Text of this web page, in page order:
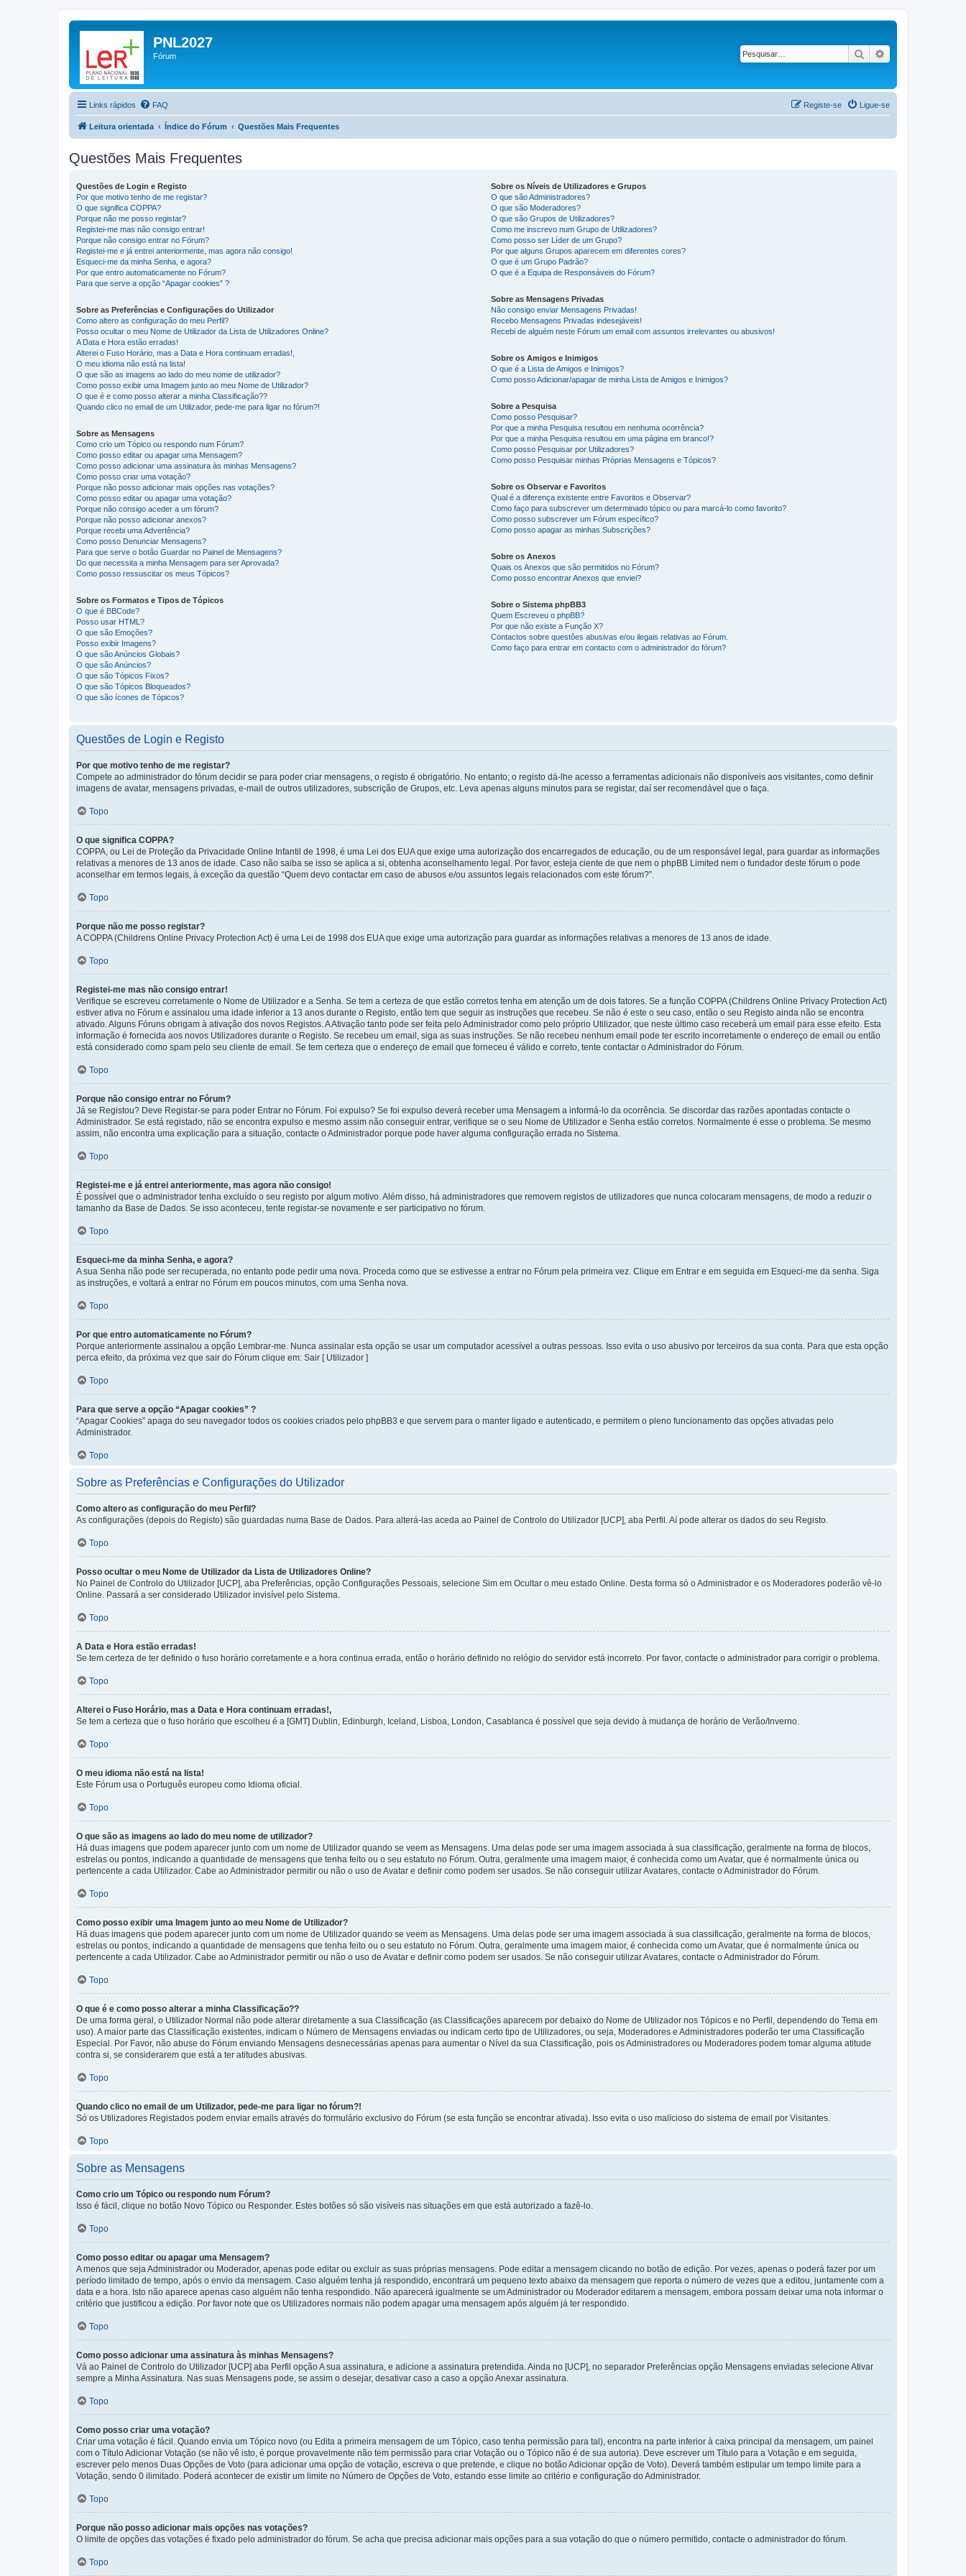
PNL2027
Fórum Pesquisar
Links rápidos FAQ Ligue-se
Registe-se
Leitura orientada Índice do Fórum Questões Mais Frequentes
Questões Mais Frequentes
Questões de Login e Registo
Por que motivo tenho de me registar?
O que significa COPPA?
Porque não me posso registar?
Registei-me mas não consigo entrar!
Porque não consigo entrar no Fórum?
Registei-me e já entrei anteriormente, mas agora não consigo!
Esqueci-me da minha Senha, e agora?
Por que entro automaticamente no Fórum?
Para que serve a opção “Apagar cookies” ?
Sobre as Preferências e Configurações do Utilizador
Como altero as configuração do meu Perfil?
Posso ocultar o meu Nome de Utilizador da Lista de Utilizadores Online?
A Data e Hora estão erradas!
Alterei o Fuso Horário, mas a Data e Hora continuam erradas!,
O meu idioma não está na lista!
O que são as imagens ao lado do meu nome de utilizador?
Como posso exibir uma Imagem junto ao meu Nome de Utilizador?
O que é e como posso alterar a minha Classificação??
Quando clico no email de um Utilizador, pede-me para ligar no fórum?!
Sobre as Mensagens
Como crio um Tópico ou respondo num Fórum?
Como posso editar ou apagar uma Mensagem?
Como posso adicionar uma assinatura às minhas Mensagens?
Como posso criar uma votação?
Porque não posso adicionar mais opções nas votações?
Como posso editar ou apagar uma votação?
Porque não consigo aceder a um fórum?
Porque não posso adicionar anexos?
Porque recebi uma Advertência?
Como posso Denunciar Mensagens?
Para que serve o botão Guardar no Painel de Mensagens?
Do que necessita a minha Mensagem para ser Aprovada?
Como posso ressuscitar os meus Tópicos?
Sobre os Formatos e Tipos de Tópicos
O que é BBCode?
Posso usar HTML?
O que são Emoções?
Posso exibir Imagens?
O que são Anúncios Globais?
O que são Anúncios?
O que são Tópicos Fixos?
O que são Tópicos Bloqueados?
O que são ícones de Tópicos?
Sobre os Níveis de Utilizadores e Grupos
O que são Administradores?
O que são Moderadores?
O que são Grupos de Utilizadores?
Como me inscrevo num Grupo de Utilizadores?
Como posso ser Líder de um Grupo?
Por que alguns Grupos aparecem em diferentes cores?
O que é um Grupo Padrão?
O que é a Equipa de Responsáveis do Fórum?
Sobre as Mensagens Privadas
Não consigo enviar Mensagens Privadas!
Recebo Mensagens Privadas indesejáveis!
Recebi de alguém neste Fórum um email com assuntos irrelevantes ou abusivos!
Sobre os Amigos e Inimigos
O que é a Lista de Amigos e Inimigos?
Como posso Adicionar/apagar de minha Lista de Amigos e Inimigos?
Sobre a Pesquisa
Como posso Pesquisar?
Por que a minha Pesquisa resultou em nenhuma ocorrência?
Por que a minha Pesquisa resultou em uma página em branco!?
Como posso Pesquisar por Utilizadores?
Como posso Pesquisar minhas Próprias Mensagens e Tópicos?
Sobre os Observar e Favoritos
Qual é a diferença existente entre Favoritos e Observar?
Como faço para subscrever um determinado tópico ou para marcá-lo como favorito?
Como posso subscrever um Fórum específico?
Como posso apagar as minhas Subscrições?
Sobre os Anexos
Quais os Anexos que são permitidos no Fórum?
Como posso encontrar Anexos que enviei?
Sobre o Sistema phpBB3
Quem Escreveu o phpBB?
Por que não existe a Função X?
Contactos sobre questões abusivas e/ou ilegais relativas ao Fórum.
Como faço para entrar em contacto com o administrador do fórum?
Questões de Login e Registo
Por que motivo tenho de me registar?
Compete ao administrador do fórum decidir se para poder criar mensagens, o registo é obrigatório. No entanto; o registo dá-lhe acesso a ferramentas adicionais não disponíveis aos visitantes, como definir
imagens de avatar, mensagens privadas, e-mail de outros utilizadores, subscrição de Grupos, etc. Leva apenas alguns minutos para se registar, daí ser recomendável que o faça.
Topo
O que significa COPPA?
COPPA, ou Lei de Proteção da Privacidade Online Infantil de 1998, é uma Lei dos EUA que exige uma autorização dos encarregados de educação, ou de um responsável legal, para guardar as informações
relativas a menores de 13 anos de idade. Caso não saiba se isso se aplica a si, obtenha aconselhamento legal. Por favor, esteja ciente de que nem o phpBB Limited nem o fundador deste fórum o pode
aconselhar em termos legais, à exceção da questão “Quem devo contactar em caso de abusos e/ou assuntos legais relacionados com este fórum?”.
Topo
Porque não me posso registar?
A COPPA (Childrens Online Privacy Protection Act) é uma Lei de 1998 dos EUA que exige uma autorização para guardar as informações relativas a menores de 13 anos de idade.
Topo
Registei-me mas não consigo entrar!
Verifique se escreveu corretamente o Nome de Utilizador e a Senha. Se tem a certeza de que estão corretos tenha em atenção um de dois fatores. Se a função COPPA (Childrens Online Privacy Protection Act)
estiver ativa no Fórum e assinalou uma idade inferior a 13 anos durante o Registo, então tem que seguir as instruções que recebeu. Se não é este o seu caso, então o seu Registo ainda não se encontra
ativado. Alguns Fóruns obrigam à ativação dos novos Registos. A Ativação tanto pode ser feita pelo Administrador como pelo próprio Utilizador, que neste último caso receberá um email para esse efeito. Esta
informação é fornecida aos novos Utilizadores durante o Registo. Se recebeu um email, siga as suas instruções. Se não recebeu nenhum email pode ter escrito incorretamente o endereço de email ou então
está considerado como spam pelo seu cliente de email. Se tem certeza que o endereço de email que forneceu é válido e correto, tente contactar o Administrador do Fórum.
Topo
Porque não consigo entrar no Fórum?
Já se Registou? Deve Registar-se para poder Entrar no Fórum. Foi expulso? Se foi expulso deverá receber uma Mensagem a informá-lo da ocorrência. Se discordar das razões apontadas contacte o
Administrador. Se está registado, não se encontra expulso e mesmo assim não conseguir entrar, verifique se o seu Nome de Utilizador e Senha estão corretos. Normalmente é esse o problema. Se mesmo
assim, não encontra uma explicação para a situação, contacte o Administrador porque pode haver alguma configuração errada no Sistema.
Topo
Registei-me e já entrei anteriormente, mas agora não consigo!
É possível que o administrador tenha excluído o seu registo por algum motivo. Além disso, há administradores que removem registos de utilizadores que nunca colocaram mensagens, de modo a reduzir o
tamanho da Base de Dados. Se isso aconteceu, tente registar-se novamente e ser participativo no fórum.
Topo
Esqueci-me da minha Senha, e agora?
A sua Senha não pode ser recuperada, no entanto pode pedir uma nova. Proceda como que se estivesse a entrar no Fórum pela primeira vez. Clique em Entrar e em seguida em Esqueci-me da senha. Siga
as instruções, e voltará a entrar no Fórum em poucos minutos, com uma Senha nova.
Topo
Por que entro automaticamente no Fórum?
Porque anteriormente assinalou a opção Lembrar-me. Nunca assinalar esta opção se usar um computador acessível a outras pessoas. Isso evita o uso abusivo por terceiros da sua conta. Para que esta opção
perca efeito, da próxima vez que sair do Fórum clique em: Sair [ Utilizador ]
Topo
Para que serve a opção “Apagar cookies” ?
“Apagar Cookies” apaga do seu navegador todos os cookies criados pelo phpBB3 e que servem para o manter ligado e autenticado, e permitem o pleno funcionamento das opções ativadas pelo
Administrador.
Topo
Sobre as Preferências e Configurações do Utilizador
Como altero as configuração do meu Perfil?
As configurações (depois do Registo) são guardadas numa Base de Dados. Para alterá-las aceda ao Painel de Controlo do Utilizador [UCP], aba Perfil. Aí pode alterar os dados do seu Registo.
Topo
Posso ocultar o meu Nome de Utilizador da Lista de Utilizadores Online?
No Painel de Controlo do Utilizador [UCP], aba Preferências, opção Configurações Pessoais, selecione Sim em Ocultar o meu estado Online. Desta forma só o Administrador e os Moderadores poderão vê-lo
Online. Passará a ser considerado Utilizador invisível pelo Sistema.
Topo
A Data e Hora estão erradas!
Se tem certeza de ter definido o fuso horário corretamente e a hora continua errada, então o horário definido no relógio do servidor está incorreto. Por favor, contacte o administrador para corrigir o problema.
Topo
Alterei o Fuso Horário, mas a Data e Hora continuam erradas!,
Se tem a certeza que o fuso horário que escolheu é a [GMT] Dublin, Edinburgh, Iceland, Lisboa, London, Casablanca é possível que seja devido à mudança de horário de Verão/Inverno.
Topo
O meu idioma não está na lista!
Este Fórum usa o Português europeu como Idioma oficial.
Topo
O que são as imagens ao lado do meu nome de utilizador?
Há duas imagens que podem aparecer junto com um nome de Utilizador quando se veem as Mensagens. Uma delas pode ser uma imagem associada à sua classificação, geralmente na forma de blocos,
estrelas ou pontos, indicando a quantidade de mensagens que tenha feito ou o seu estatuto no Fórum. Outra, geralmente uma imagem maior, é conhecida como um Avatar, que é normalmente única ou
pertencente a cada Utilizador. Cabe ao Administrador permitir ou não o uso de Avatar e definir como podem ser usados. Se não conseguir utilizar Avatares, contacte o Administrador do Fórum.
Topo
Como posso exibir uma Imagem junto ao meu Nome de Utilizador?
Há duas imagens que podem aparecer junto com um nome de Utilizador quando se veem as Mensagens. Uma delas pode ser uma imagem associada à sua classificação, geralmente na forma de blocos,
estrelas ou pontos, indicando a quantidade de mensagens que tenha feito ou o seu estatuto no Fórum. Outra, geralmente uma imagem maior, é conhecida como um Avatar, que é normalmente única ou
pertencente a cada Utilizador. Cabe ao Administrador permitir ou não o uso de Avatar e definir como podem ser usados. Se não conseguir utilizar Avatares, contacte o Administrador do Fórum.
Topo
O que é e como posso alterar a minha Classificação??
De uma forma geral, o Utilizador Normal não pode alterar diretamente a sua Classificação (as Classificações aparecem por debaixo do Nome de Utilizador nos Tópicos e no Perfil, dependendo do Tema em
uso). A maior parte das Classificação existentes, indicam o Número de Mensagens enviadas ou indicam certo tipo de Utilizadores, ou seja, Moderadores e Administradores poderão ter uma Classificação
Especial. Por Favor, não abuse do Fórum enviando Mensagens desnecessárias apenas para aumentar o Nível da sua Classificação, pois os Administradores ou Moderadores podem tomar alguma atitude
contra si, se considerarem que está a ter atitudes abusivas.
Topo
Quando clico no email de um Utilizador, pede-me para ligar no fórum?!
Só os Utilizadores Registados podem enviar emails através do formulário exclusivo do Fórum (se esta função se encontrar ativada). Isso evita o uso malicioso do sistema de email por Visitantes.
Topo
Sobre as Mensagens
Como crio um Tópico ou respondo num Fórum?
Isso é fácil, clique no botão Novo Tópico ou Responder. Estes botões só são visíveis nas situações em que está autorizado a fazê-lo.
Topo
Como posso editar ou apagar uma Mensagem?
A menos que seja Administrador ou Moderador, apenas pode editar ou excluir as suas próprias mensagens. Pode editar a mensagem clicando no botão de edição. Por vezes, apenas o poderá fazer por um
período limitado de tempo, após o envio da mensagem. Caso alguém tenha já respondido, encontrará um pequeno texto abaixo da mensagem que reporta o número de vezes que a editou, juntamente com a
data e a hora. Isto não aparece apenas caso alguém não tenha respondido. Não aparecerá igualmente se um Administrador ou Moderador editarem a mensagem, embora possam deixar uma nota informar o
critério que justificou a edição. Por favor note que os Utilizadores normais não podem apagar uma mensagem após alguém já ter respondido.
Topo
Como posso adicionar uma assinatura às minhas Mensagens?
Vá ao Painel de Controlo do Utilizador [UCP] aba Perfil opção A sua assinatura, e adicione a assinatura pretendida. Ainda no [UCP], no separador Preferências opção Mensagens enviadas selecione Ativar
sempre a Minha Assinatura. Nas suas Mensagens pode, se assim o desejar, desativar caso a caso a opção Anexar assinatura.
Topo
Como posso criar uma votação?
Criar uma votação é fácil. Quando envia um Tópico novo (ou Edita a primeira mensagem de um Tópico, caso tenha permissão para tal), encontra na parte inferior à caixa principal da mensagem, um painel
com o Título Adicionar Votação (se não vê isto, é porque provavelmente não tem permissão para criar Votação ou o Tópico não é de sua autoria). Deve escrever um Título para a Votação e em seguida,
escrever pelo menos Duas Opções de Voto (para adicionar uma opção de votação, escreva o que pretende, e clique no botão Adicionar opção de Voto). Deverá também estipular um tempo limite para a
Votação, sendo 0 ilimitado. Poderá acontecer de existir um limite no Número de Opções de Voto, estando esse limite ao critério e configuração do Administrador.
Topo
Porque não posso adicionar mais opções nas votações?
O limite de opções das votações é fixado pelo administrador do fórum. Se acha que precisa adicionar mais opções para a sua votação do que o número permitido, contacte o administrador do fórum.
Topo